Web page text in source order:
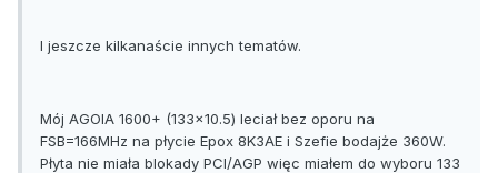
I jeszcze kilkanaście innych tematów.
Mój AGOIA 1600+ (133x10.5) leciał bez oporu na
FSB=166MHz na płycie Epox 8K3AE i Szefie bodajże 360W.
Płyta nie miała blokady PCI/AGP więc miałem do wyboru 133